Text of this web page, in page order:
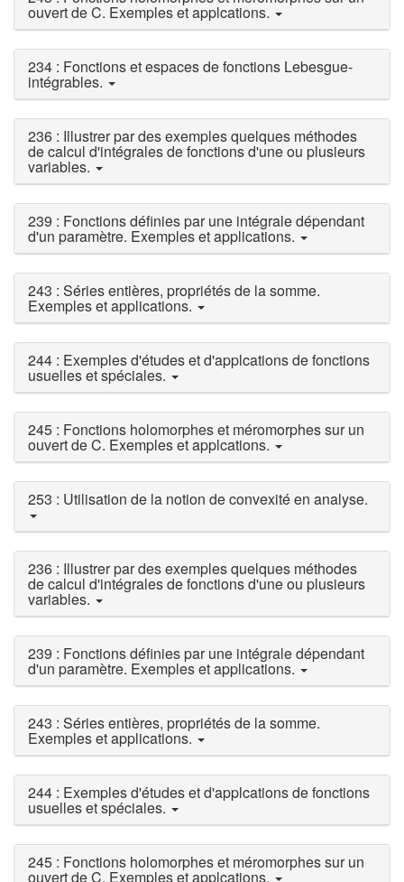
ouvert de C. Exemples et applcations.
234 : Fonctions et espaces de fonctions Lebesgue-
intégrables.
236 : Illustrer par des exemples quelques méthodes
de calcul d'intégrales de fonctions d'une ou plusieurs
variables.
239 : Fonctions définies par une intégrale dépendant
d'un paramètre. Exemples et applications.
243 : Séries entières, propriétés de la somme.
Exemples et applications.
244 : Exemples d'études et d'applcations de fonctions
usuelles et spéciales.
245 : Fonctions holomorphes et méromorphes sur un
ouvert de C. Exemples et applcations.
253 : Utilisation de la notion de convexité en analyse.
236 : Illustrer par des exemples quelques méthodes
de calcul d'intégrales de fonctions d'une ou plusieurs
variables.
239 : Fonctions définies par une intégrale dépendant
d'un paramètre. Exemples et applications.
243 : Séries entières, propriétés de la somme.
Exemples et applications.
244 : Exemples d'études et d'applcations de fonctions
usuelles et spéciales.
245 : Fonctions holomorphes et méromorphes sur un
ouvert de C. Exemples et applcations.